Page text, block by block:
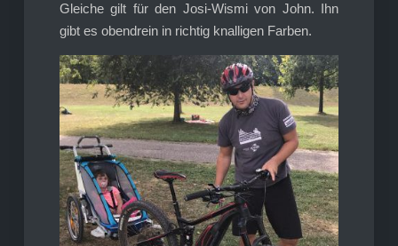
Gleiche gilt für den Josi-Wismi von John. Ihn
gibt es obendrein in richtig knalligen Farben.